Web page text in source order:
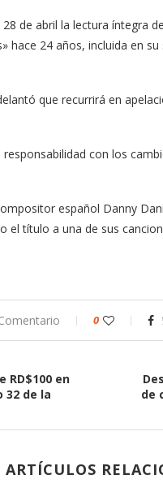
de abril la lectura íntegra
hace 24 años, incluida en
que recurrirá en
con los
español Danny
el título a una de sus
0
RD$100 en
32 de la
de
ARTÍCULOS